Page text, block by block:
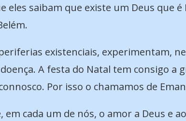
eles saibam que existe um Deus que
existenciais, experimentam,
A festa do Natal tem consigo a
Por isso o chamamos de
cada um de nós, o amor a Deus e